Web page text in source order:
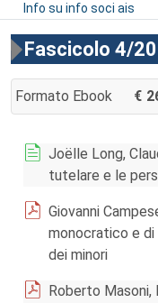
Info su info soci ais
Fascicolo 4/
Formato Ebook
AGGIUNGI AL
Joëlle Long,
tutelare e le
Giovanni
monocratico e
dei minori
Roberto Masoni,